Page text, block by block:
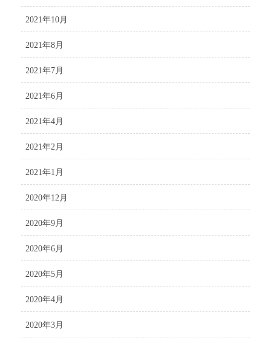
2021年10月
2021年8月
2021年7月
2021年6月
2021年4月
2021年2月
2021年1月
2020年12月
2020年9月
2020年6月
2020年5月
2020年4月
2020年3月